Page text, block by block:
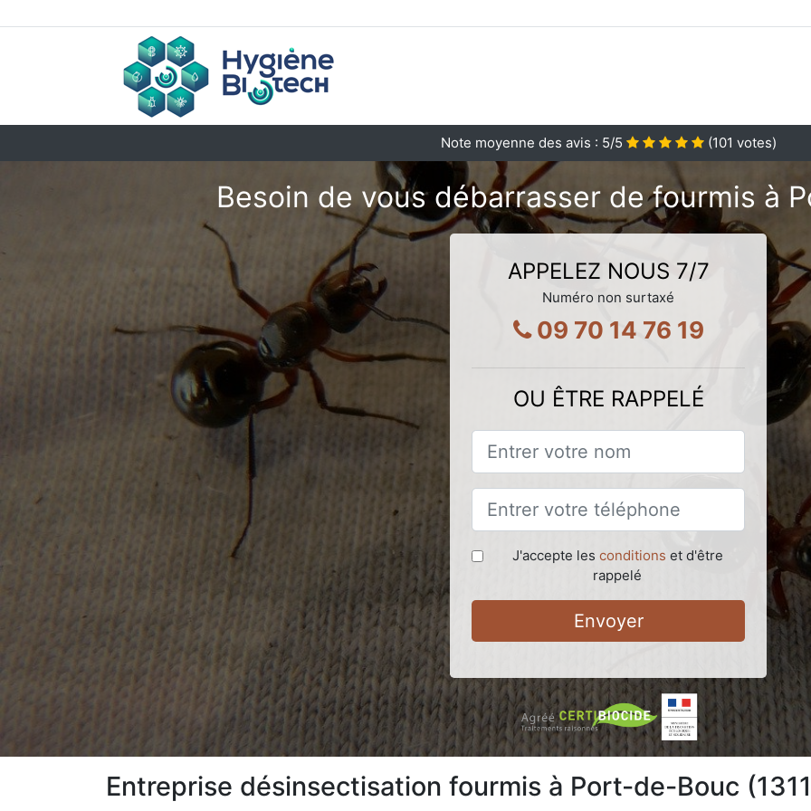
Note moyenne des avis : 5/5 (101 votes)
Besoin de vous débarrasser de fourmis à
APPELEZ NOUS 7/7
Numéro non surtaxé
09 70 14 76 19
OU ÊTRE RAPPELÉ
J'accepte les conditions et d'être
rappelé
Envoyer
Entreprise désinsectisation fourmis à Port-de-Bouc